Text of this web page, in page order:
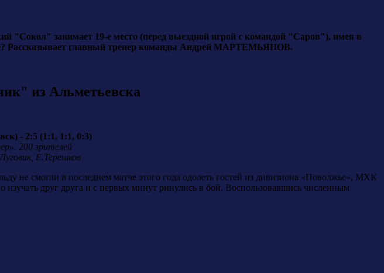
"Сокол" занимает 19-е место (перед выездной игрой с командой "Саров"), имея в
Рассказывает главный тренер команды Андрей МАРТЕМЬЯНОВ.
из Альметьевска
- 2:5 (1:1, 1:1, 0:3)
200 зрителей
Е.Терешков
не смогли в последнем матче этого года одолеть гостей из дивизиона «Поволжье», МХК
изучать друг друга и с первых минут ринулись в бой. Воспользовавшись численным